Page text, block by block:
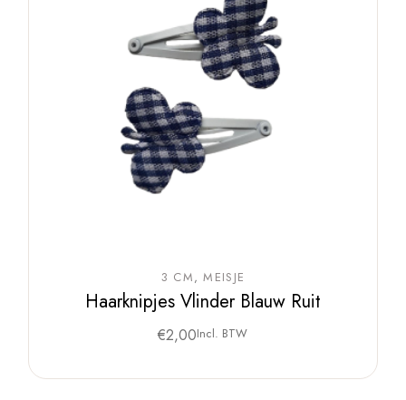
3 CM MEISJE
Haarknipjes Vlinder Blauw Ruit
€2,00Incl. BTW